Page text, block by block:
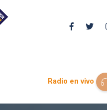
Radio en vivo